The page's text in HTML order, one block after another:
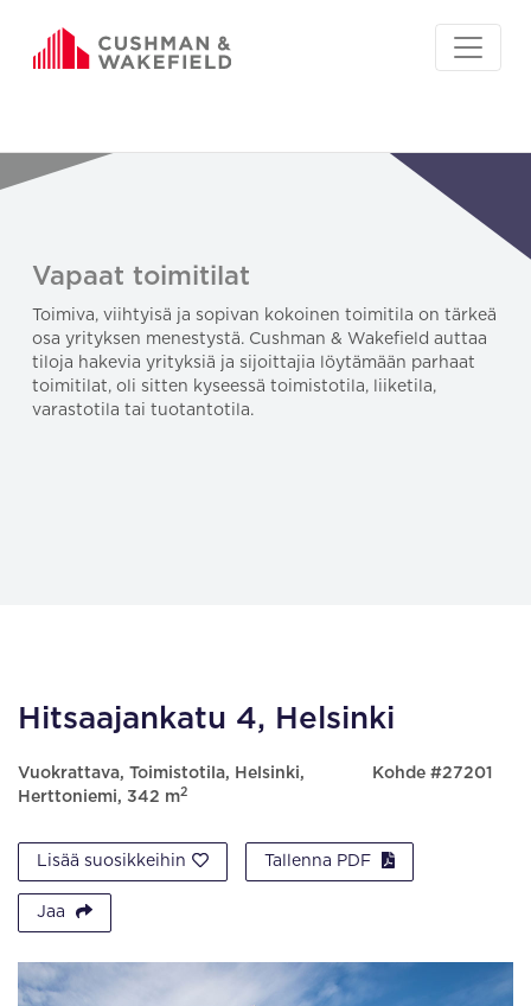
Vapaat toimitilat
Toimiva, viihtyisä ja sopivan kokoinen toimitila on tärkeä
osa yrityksen menestystä. Cushman & Wakefield auttaa
tiloja hakevia yrityksiä ja sijoittajia löytämään parhaat
toimitilat, oli sitten kyseessä toimistotila, liiketila,
varastotila tai tuotantotila.
Hitsaajankatu 4, Helsinki
Vuokrattava, Toimistotila, Helsinki,
Herttoniemi, 342 m2
Kohde #27201
Lisää suosikkeihin Tallenna PDF
Jaa